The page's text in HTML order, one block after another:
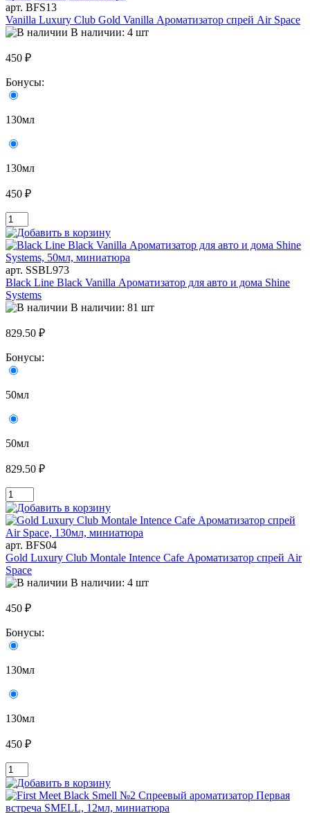
арт. BFS13
Vanilla Luxury Club Gold Vanilla Ароматизатор спрей Air Space
В наличии: 4 шт
450 ₽
Бонусы:
130мл
130мл
450 ₽
арт. SSBL973
Black Line Black Vanilla Ароматизатор для авто и дома Shine
Systems
В наличии: 81 шт
829.50 ₽
Бонусы:
50мл
50мл
829.50 ₽
арт. BFS04
Gold Luxury Club Montale Intence Cafe Ароматизатор спрей Air
Space
В наличии: 4 шт
450 ₽
Бонусы:
130мл
130мл
450 ₽